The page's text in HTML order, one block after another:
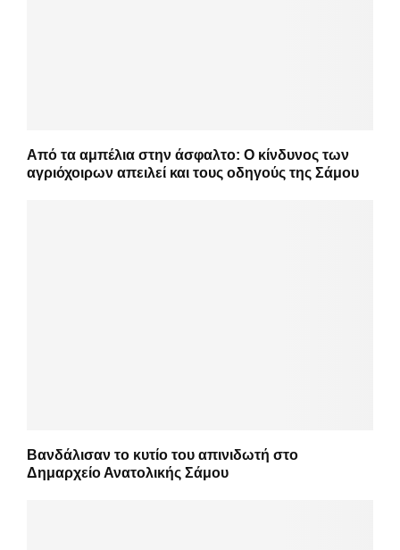
Από τα αμπέλια στην άσφαλτο: Ο κίνδυνος των
αγριόχοιρων απειλεί και τους οδηγούς της Σάμου
Βανδάλισαν το κυτίο του απινιδωτή στο
Δημαρχείο Ανατολικής Σάμου